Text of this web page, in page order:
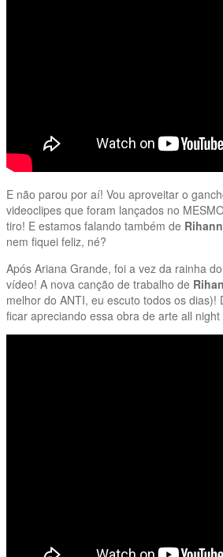
E não parou por aí! Vou aproveitar o
videoclipes que foram lançados no
tiro! E estamos falando também de
nem fiquei feliz, né?
Após Ariana Grande, foi a vez da rainha
vídeo! A nova canção de trabalho de
melhor do ANTI, eu escuto todos os dias)!
ficar apreciando essa obra de arte all night